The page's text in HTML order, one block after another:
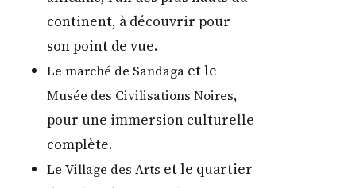
continent, à découvrir pour
son point de vue.
Le marché de Sandagaet le
Musée des Civilisations Noires,
pour une immersion culturelle
complète.
Le Village des Arts et le quartier